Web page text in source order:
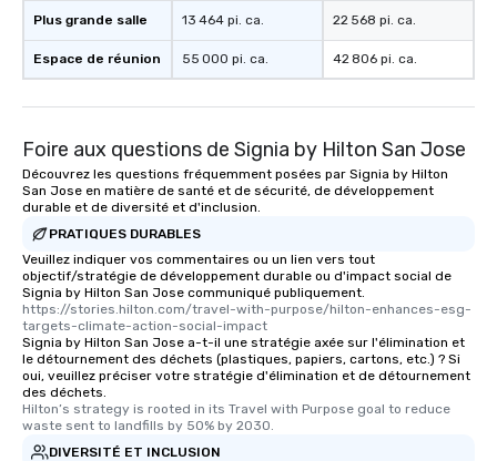
Plus grande salle
Espace de réunion
13 464 pi. ca.
55 000 pi. ca.
22 568 pi. ca.
42 806 pi. ca.
Foire aux questions de Signia by Hilton San Jose
Découvrez les questions fréquemment posées par Signia by Hilton
San Jose en matière de santé et de sécurité, de développement
durable et de diversité et d'inclusion.
PRATIQUES DURABLES
Veuillez indiquer vos commentaires ou un lien vers tout
objectif/stratégie de développement durable ou d'impact social de
Signia by Hilton San Jose communiqué publiquement.
https://stories.hilton.com/travel-with-purpose/hilton-enhances-esg-
targets-climate-action-social-impact
Signia by Hilton San Jose a-t-il une stratégie axée sur l'élimination et
le détournement des déchets (plastiques, papiers, cartons, etc.) ? Si
oui, veuillez préciser votre stratégie d'élimination et de détournement
des déchets.
Hilton’s strategy is rooted in its Travel with Purpose goal to reduce
waste sent to landfills by 50% by 2030.
DIVERSITÉ ET INCLUSION